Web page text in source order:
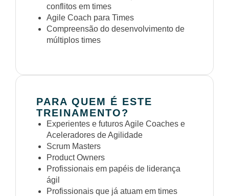
conflitos em times
Agile Coach para Times
Compreensão do desenvolvimento de
múltiplos times
PARA QUEM É ESTE
TREINAMENTO?
Experientes e futuros Agile Coaches e
Aceleradores de Agilidade
Scrum Masters
Product Owners
Profissionais em papéis de liderança
ágil
Profissionais que já atuam em times